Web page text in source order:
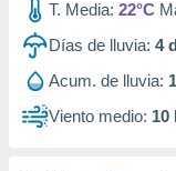
T. Media: 22°C
Días de lluvia: 4
Acum. de lluvia:
Viento medio: 10